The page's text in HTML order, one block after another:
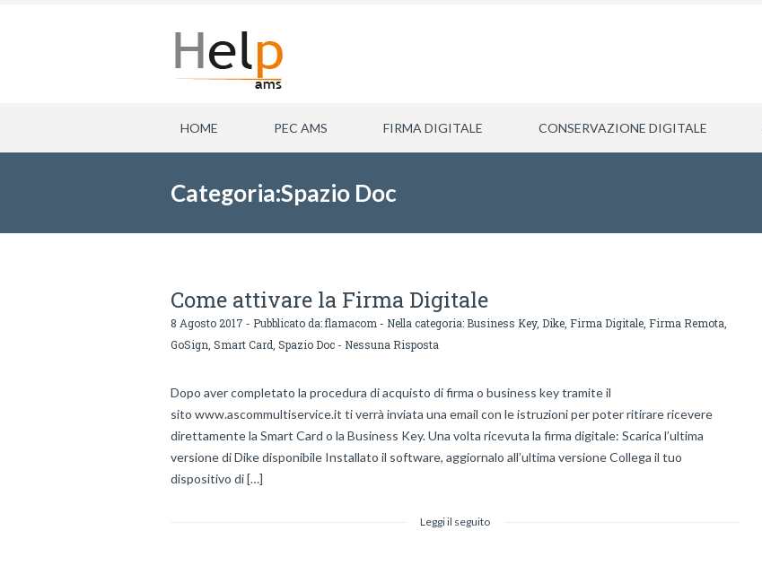
HOME PEC AMS FIRMA DIGITALE CONSERVAZIONE DIGITALE
Categoria:Spazio Doc
Come attivare la Firma Digitale
8 Agosto 2017 - Pubblicato da:flamacom - Nella categoria: Business Key, Dike Firma Digitale Firma Remota
GoSign Smart Card Spazio Doc - Nessuna Risposta
Dopo aver completato la procedura di acquisto di firma o business key tramite il
sito www.ascommultiservice.it ti verrà inviata una email con le istruzioni per poter ritirare ricevere
direttamente la Smart Card o la Business Key. Una volta ricevuta la firma digitale: Scarica l’ultima
versione di Dike disponibile Installato il software, aggiornalo all’ultima versione Collega il tuo
dispositivo di […]
Leggi il seguito